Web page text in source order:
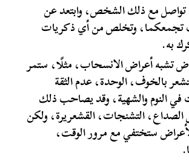
تواصل مع ذلك الشخص، وابتعد عن
تجمعكما، وتخلص من أي ذكريات
به.
تشبه أعراض الانسحاب، مثلًا، ستمر
بالخوف، الوحدة، عدم الثقة
في النوم والشهية، وقد يصاحب ذلك
التشنجات، القشعريرة، ولكن
ستختفي مع مرور الوقت،